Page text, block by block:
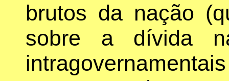
brutos da nação
sobre a dívida